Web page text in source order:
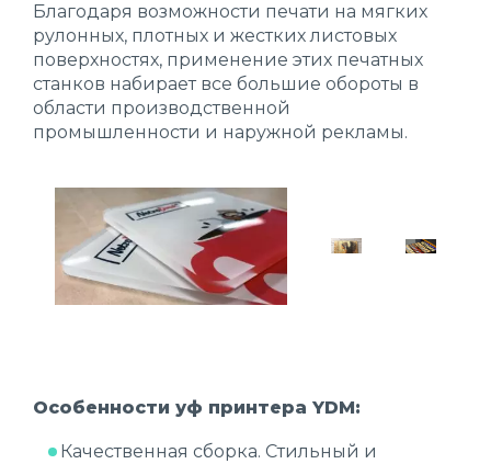
Благодаря возможности печати на мягких
рулонных, плотных и жестких листовых
поверхностях, применение этих печатных
станков набирает все большие обороты в
области производственной
промышленности и наружной рекламы.
Особенности уф принтера YDM:
Качественная сборка. Стильный и